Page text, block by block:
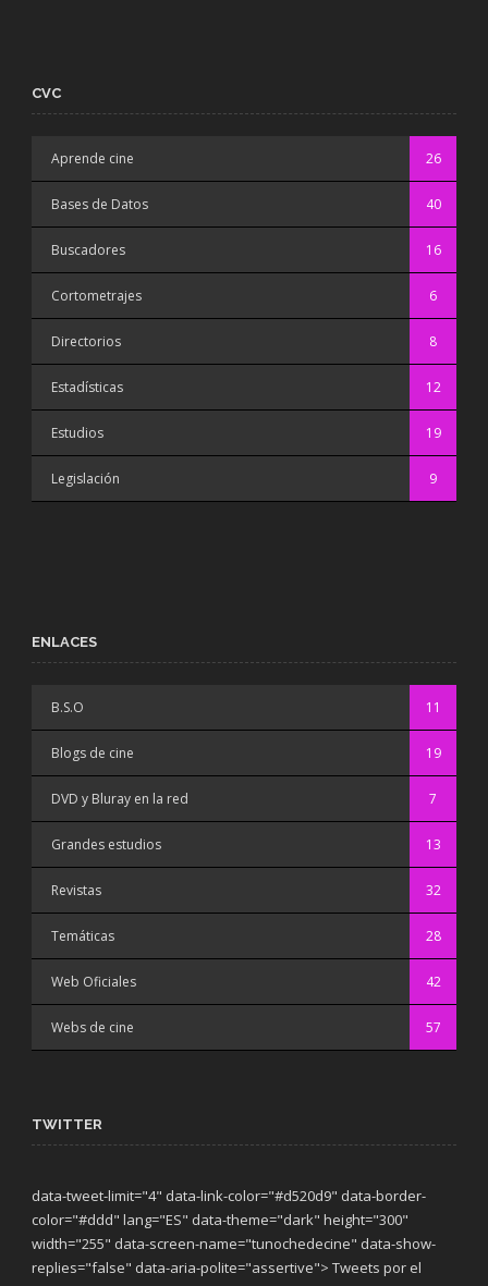
CVC
Aprende cine 26
Bases de Datos 40
Buscadores 16
Cortometrajes 6
Directorios 8
Estadísticas 12
Estudios 19
Legislación 9
ENLACES
B.S.O 11
Blogs de cine 19
DVD y Bluray en la red 7
Grandes estudios 13
Revistas 32
Temáticas 28
Web Oficiales 42
Webs de cine 57
TWITTER
data-tweet-limit="4" data-link-color="#d520d9" data-border-
color="#ddd" lang="ES" data-theme="dark" height="300"
width="255" data-screen-name="tunochedecine" data-show-
replies="false" data-aria-polite="assertive"> Tweets por el